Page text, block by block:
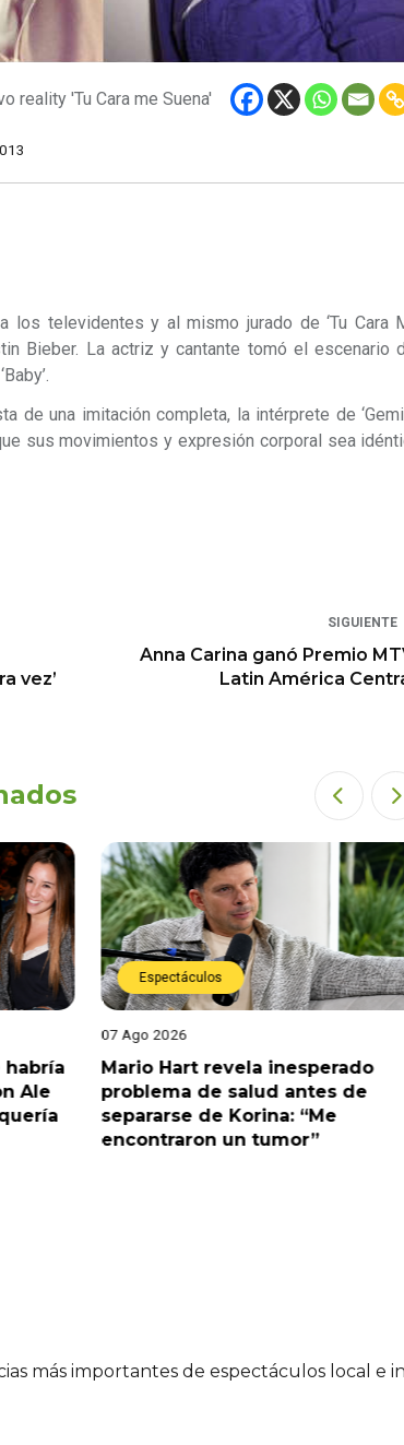
reality 'Tu Cara me Suena'
los televidentes y al mismo jurado de ‘Tu Cara
Bieber. La actriz y cantante tomó el escenario
de una imitación completa, la intérprete de
sus movimientos y expresión corporal sea
vez’
SIGUIENTE
Anna Carina ganó Premio
Latin América
habría
Ale
Espectáculos
07 Ago 2026
Mario Hart revela inesperado
problema de salud antes de
separarse de Korina: “Me
encontraron un tumor”
más importantes de espectáculos local e